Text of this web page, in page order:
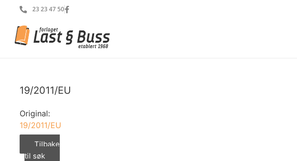
23 23 47 50
19/2011/EU
Original:
19/2011/EU
Tilbake
til søk